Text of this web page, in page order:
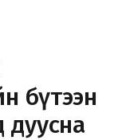
бүтээн
дуусна